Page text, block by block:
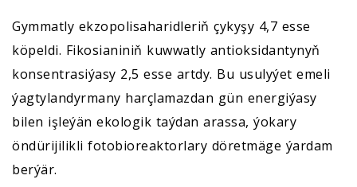
Gymmatly ekzopolisaharidleriň çykyşy 4,7 esse
köpeldi. Fikosianiniň kuwwatly antioksidantynyň
konsentrasiýasy 2,5 esse artdy. Bu usulyýet emeli
ýagtylandyrmany harçlamazdan gün energiýasy
bilen işleýän ekologik taýdan arassa, ýokary
öndürijilikli fotobioreaktorlary döretmäge ýardam
berýär.